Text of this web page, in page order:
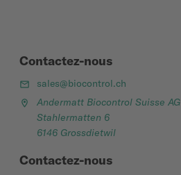
Contactez-nous
sales@biocontrol.ch
Andermatt Biocontrol Suisse AG
Stahlermatten 6
6146 Grossdietwil
Contactez-nous